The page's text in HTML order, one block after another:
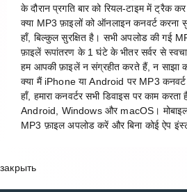
के दौरान प्रगति बार को रियल-टाइम में ट्रैक
क्या MP3 फ़ाइलों को ऑनलाइन कनवर्ट करना
हाँ, बिल्कुल सुरक्षित है। सभी अपलोड की गई
फ़ाइलें रूपांतरण के 1 घंटे के भीतर सर्वर से
हम आपकी फ़ाइलें न संग्रहीत करते हैं, न साझा
क्या मैं iPhone या Android पर MP3
हाँ, हमारा कनवर्टर सभी डिवाइस पर काम
Android, Windows और macOS। मोबाइल
MP3 फ़ाइल अपलोड करें और बिना कोई ऐप
закрыть